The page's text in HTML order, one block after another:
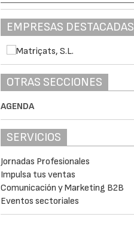
EMPRESAS DESTACADAS
OTRAS SECCIONES
AGENDA
SERVICIOS
Jornadas Profesionales
Impulsa tus ventas
Comunicación y Marketing B2B
Eventos sectoriales